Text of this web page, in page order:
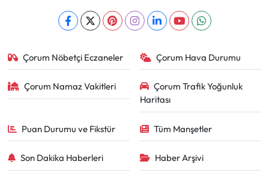
Çorum Nöbetçi Eczaneler Çorum Hava Durumu
Çorum Namaz Vakitleri
Çorum Trafik Yoğunluk
Haritası
Puan Durumu ve Fikstür Tüm Manşetler
Son Dakika Haberleri Haber Arşivi